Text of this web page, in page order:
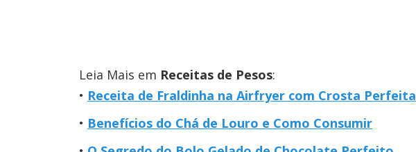
Leia Mais em Receitas de Pesos:
Receita de Fraldinha na Airfryer com Crosta Perfeita
Benefícios do Chá de Louro e Como Consumir